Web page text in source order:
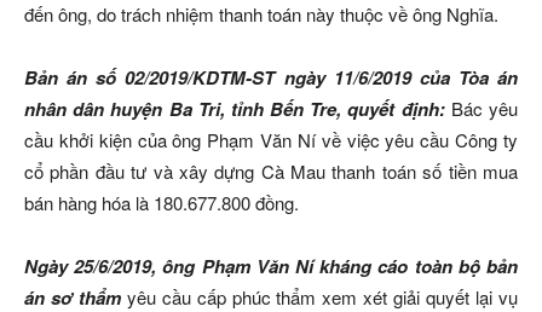
đến ông, do trách nhiệm thanh toán này thuộc về ông Nghĩa.
Bản án số 02/2019/KDTM-ST ngày 11/6/2019 của Tòa án
nhân dân huyện Ba Tri, tỉnh Bến Tre, quyết định:Bác yêu
cầu khởi kiện của ông Phạm Văn Ní về việc yêu cầu Công ty
cổ phần đầu tư và xây dựng Cà Mau thanh toán số tiền mua
bán hàng hóa là 180.677.800 đồng.
Ngày 25/6/2019, ông Phạm Văn Ní kháng cáo toàn bộ bản
án sơ thẩmyêu cầu cấp phúc thẩm xem xét giải quyết lại vụ